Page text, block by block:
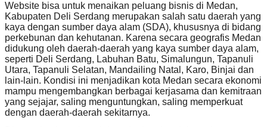
Website bisa untuk menaikan peluang bisnis di Medan,
Kabupaten Deli Serdang merupakan salah satu daerah yang
kaya dengan sumber daya alam (SDA), khususnya di bidang
perkebunan dan kehutanan. Karena secara geografis Medan
didukung oleh daerah-daerah yang kaya sumber daya alam,
seperti Deli Serdang, Labuhan Batu, Simalungun, Tapanuli
Utara, Tapanuli Selatan, Mandailing Natal, Karo, Binjai dan
lain-lain. Kondisi ini menjadikan kota Medan secara ekonomi
mampu mengembangkan berbagai kerjasama dan kemitraan
yang sejajar, saling menguntungkan, saling memperkuat
dengan daerah-daerah sekitarnya.